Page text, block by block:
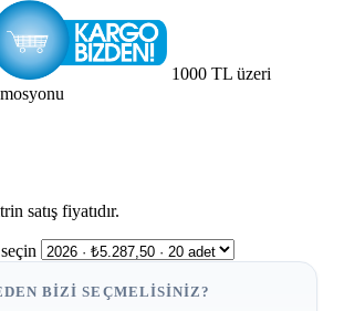
1000 TL üzeri
satış fiyatıdır.
BIZI SEÇMELISINIZ?